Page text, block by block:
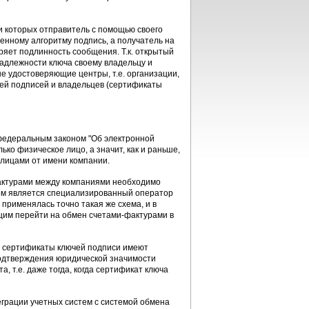
отправитель с помощью своего
алгоритму подпись, а получатель на
подлинность сообщения. Т.к. открытый
ключа своему владельцу и
удостоверяющие центры, т.е. организации,
подписей и владельцев (сертификаты
законом "Об электронной
физическое лицо, а значит, как и раньше,
от имени компании.
между компаниями необходимо
является специализированный оператор
точно такая же схема, и в
перейти на обмен счетами-фактурами в
ключей подписи имеют
юридической значимости
т.е. даже тогда, когда сертификат ключа
учетных систем с системой обмена